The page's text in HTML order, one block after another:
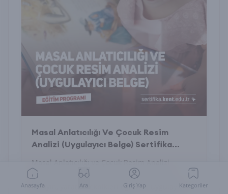
Masal Anlatıcılığı Ve Çocuk Resim
Analizi (Uygulayıcı Belge) Sertifika
Masal Anlatıcılığı ve Çocuk Resim Analizi
Sertifika Programı ile çocukların dünyasını
anlayın, yaratıcı teknikleri öğrenin, uygulayıcı
Anasayfa Ara Giriş Yap Kategoriler